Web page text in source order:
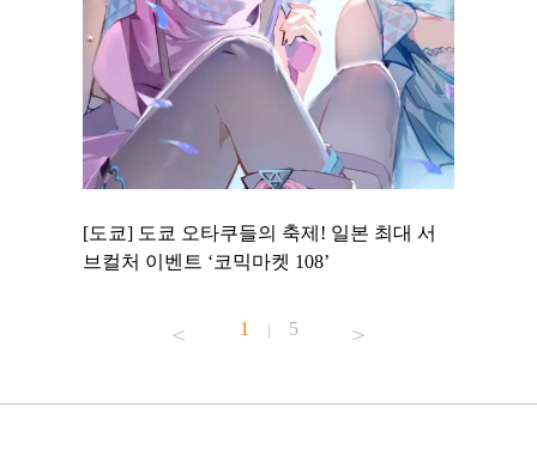
[도쿄] 도쿄 오타쿠들의 축제! 일본 최대 서
브컬처 이벤트 ‘코믹마켓 108’
1 | 5